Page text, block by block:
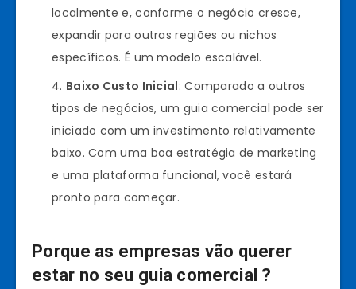
localmente e, conforme o negócio cresce,
expandir para outras regiões ou nichos
específicos. É um modelo escalável.
Baixo Custo Inicial: Comparado a outros
tipos de negócios, um guia comercial pode ser
iniciado com um investimento relativamente
baixo. Com uma boa estratégia de marketing
e uma plataforma funcional, você estará
pronto para começar.
Porque as empresas vão querer
estar no seu guia comercial ?